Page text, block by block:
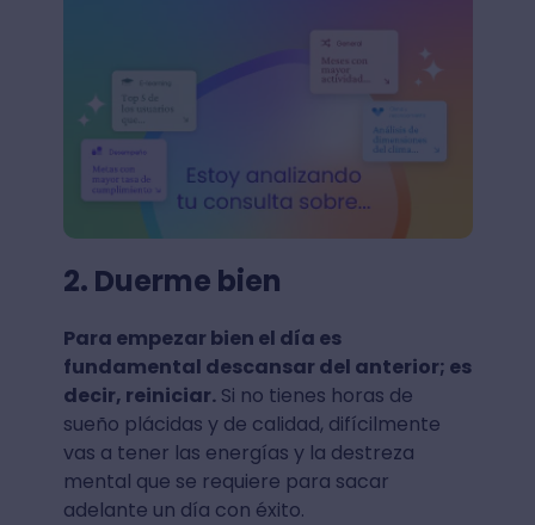
2. Duerme bien
Para empezar bien el día es
fundamental descansar del anterior; es
decir, reiniciar.Si no tienes horas de
sueño plácidas y de calidad, difícilmente
vas a tener las energías y la destreza
mental que se requiere para sacar
adelante un día con éxito.